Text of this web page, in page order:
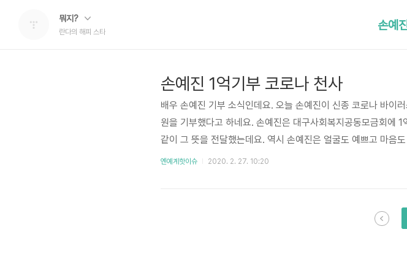
뭐지?
란다의 해피 스타 손예
손예진 1억기부 코로나 천사
배우 손예진 기부 소식인데요. 오늘 손예진이 신종 코로나 바이
원을 기부했다고 하네요. 손예진은 대구사회복지공동모금회에
같이 그 뜻을 전달했는데요. 역시 손예진은 얼굴도 예쁘고 마음
련 손예진 1억기부 이유를 들어 보실까요. "대구는 나고 자란 고
니다" 손예진 고향이 대구였군요. 오늘에야 알았네요. 아마도 마
옌예계핫이슈 2020. 2. 27. 10:20